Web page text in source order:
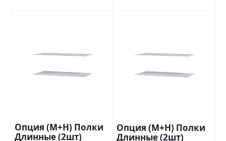
Опция (М+Н) Полки
Длинные (2шт)
Опция (М+Н) Полки
Длинные (2шт)